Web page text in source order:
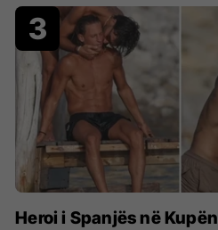
Heroi i Spanjës në